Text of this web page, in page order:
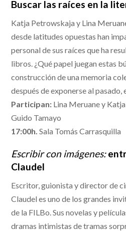
Buscar las raíces en la
Katja Petrowskaja y Lina
desde latitudes opuestas han
personal de sus raíces que ha
libros. ¿Qué papel juegan estas
construcción de una memoria
después de exponerse al
Participan: Lina Meruane y
Guido Tamayo
17:00h.Sala Tomás Carrasquilla
Escribir con imágenes:
Claudel
Escritor, guionista y director de
Claudel es uno de los grandes
de la FILBo. Sus novelas y
dramas intimistas de tramas